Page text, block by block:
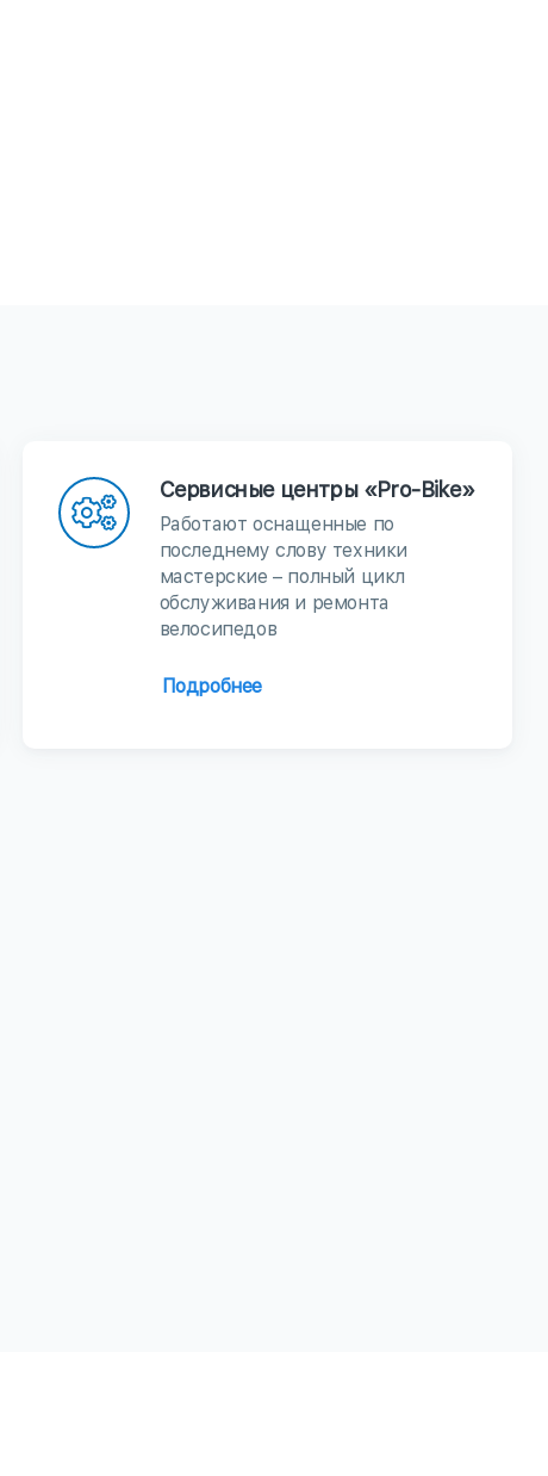
Сервисные центры «Pro-Bike»
Работают оснащенные по
последнему слову техники
мастерские – полный цикл
обслуживания и ремонта
велосипедов
Подробнее